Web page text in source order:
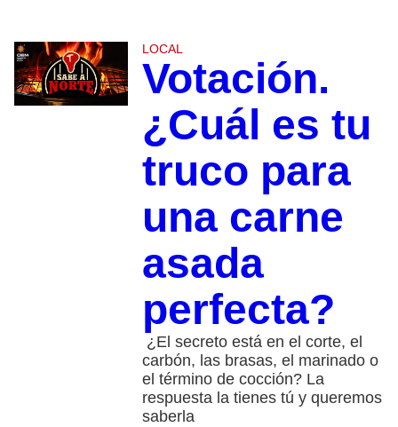
LOCAL
Votación.
¿Cuál es tu
truco para
una carne
asada
perfecta?
¿El secreto está en el corte, el
carbón, las brasas, el marinado o
el término de cocción? La
respuesta la tienes tú y queremos
saberla